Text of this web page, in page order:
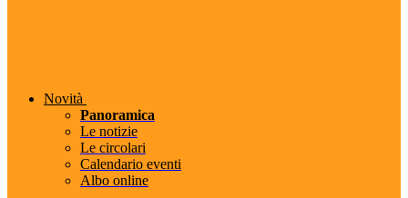
Novità
Panoramica
Le notizie
Le circolari
Calendario eventi
Albo online